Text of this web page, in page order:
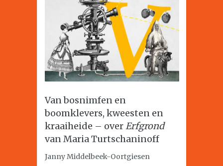
Van bosnimfen en
boomklevers, kweesten en
kraaiheide – overErfgrond
van Maria Turtschaninoff
Janny Middelbeek-Oortgiesen